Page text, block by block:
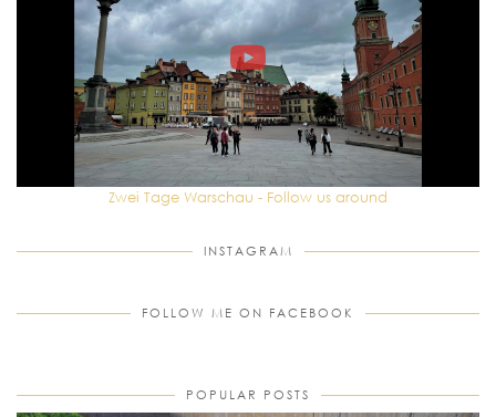
Zwei Tage Warschau - Follow us around
INSTAGRAM
FOLLOW ME ON FACEBOOK
POPULAR POSTS